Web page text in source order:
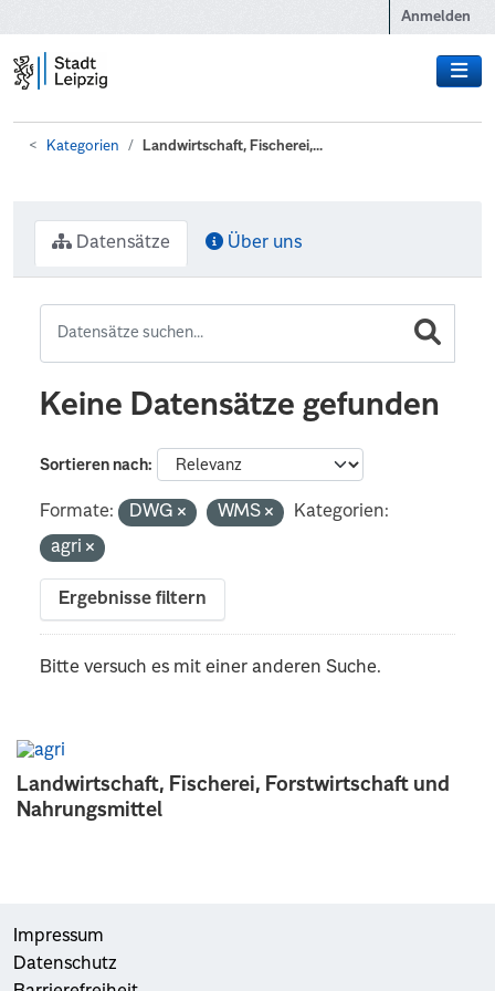
Anmelden
Kategorien Landwirtschaft, Fischerei,...
Landwirtschaft, Fischerei, Forstwirtschaft und
Nahrungsmittel
Datensätze Über uns
Keine Datensätze gefunden
Sortieren nach
Formate: DWG WMS
Kategorien:
agri
Ergebnisse filtern
Bitte versuch es mit einer anderen Suche.
Impressum
Datenschutz